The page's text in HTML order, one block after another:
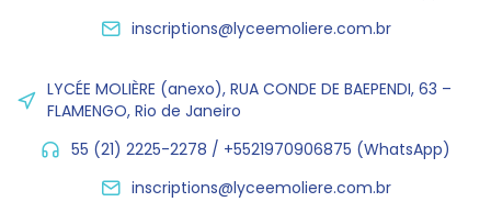
inscriptions@lyceemoliere.com.br
LYCÉE MOLIÈRE (anexo), RUA CONDE DE BAEPENDI, 63 –
FLAMENGO, Rio de Janeiro
55 (21) 2225-2278 / +5521970906875 (WhatsApp)
inscriptions@lyceemoliere.com.br